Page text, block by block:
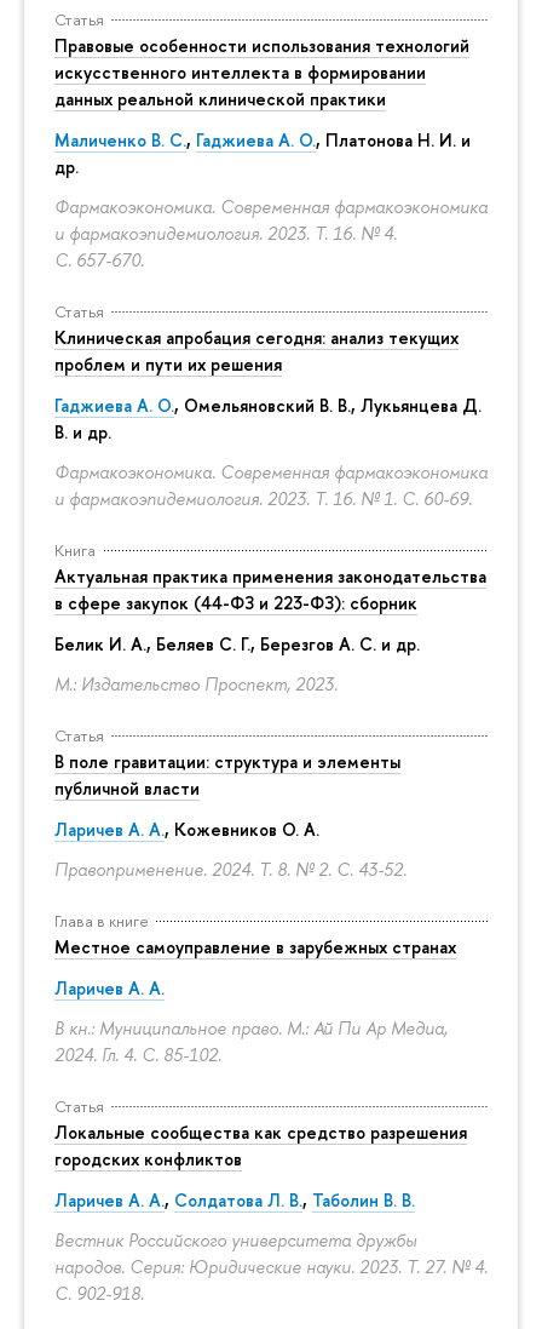
Статья
Правовые особенности использования технологий
искусственного интеллекта в формировании
данных реальной клинической практики
Маличенко В. С., Гаджиева А. О., Платонова Н. И. и
др.
Фармакоэкономика. Современная фармакоэкономика
и фармакоэпидемиология. 2023. Т. 16. № 4.
С. 657-670.
Статья
Клиническая апробация сегодня: анализ текущих
проблем и пути их решения
Гаджиева А. О., Омельяновский В. В., Лукьянцева Д.
В. и др.
Фармакоэкономика. Современная фармакоэкономика
и фармакоэпидемиология. 2023. Т. 16. № 1. С. 60-69.
Книга
Актуальная практика применения законодательства
в сфере закупок (44-ФЗ и 223-ФЗ): сборник
Белик И. А., Беляев С. Г., Березгов А. С. и др.
М.: Издательство Проспект, 2023.
Статья
В поле гравитации: структура и элементы
публичной власти
Ларичев А. А., Кожевников О. А.
Правоприменение. 2024. Т. 8. № 2. С. 43-52.
Глава в книге
Местное самоуправление в зарубежных странах
Ларичев А. А.
В кн.: Муниципальное право. М.: Ай Пи Ар Медиа,
2024. Гл. 4. С. 85-102.
Статья
Локальные сообщества как средство разрешения
городских конфликтов
Ларичев А. А., Солдатова Л. В., Таболин В. В.
Вестник Российского университета дружбы
народов. Серия: Юридические науки. 2023. Т. 27. № 4.
С. 902-918.